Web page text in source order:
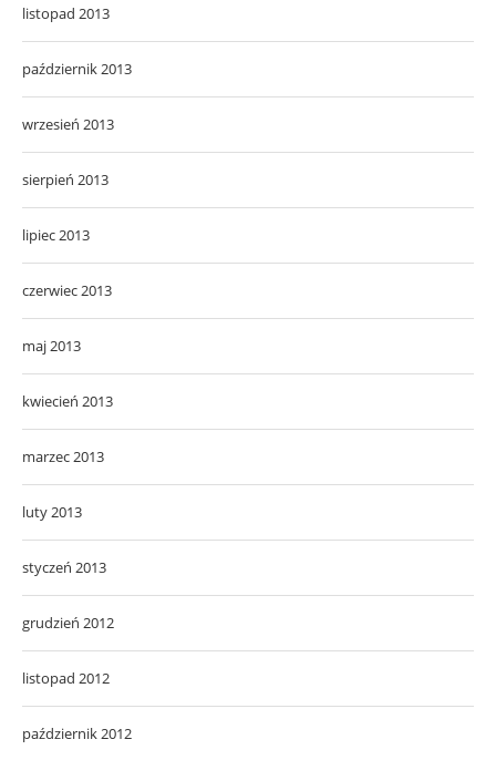
listopad 2013
październik 2013
wrzesień 2013
sierpień 2013
lipiec 2013
czerwiec 2013
maj 2013
kwiecień 2013
marzec 2013
luty 2013
styczeń 2013
grudzień 2012
listopad 2012
październik 2012